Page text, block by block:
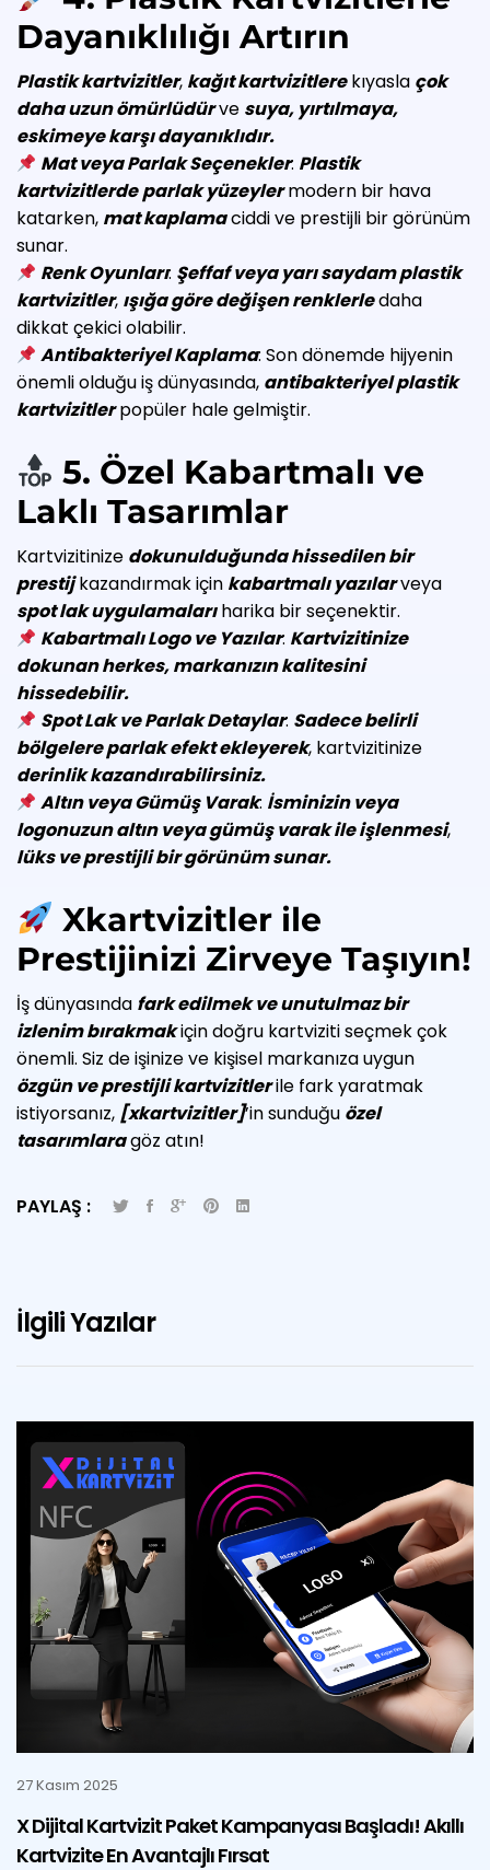
Dayanıklılığı Artırın
Plastik kartvizitler, kağıt kartvizitlerekıyasla çok
daha uzun ömürlüdürve suya, yırtılmaya,
eskimeye karşı dayanıklıdır.
Mat veya Parlak Seçenekler: Plastik
kartvizitlerdeparlak yüzeylermodern bir hava
katarken, mat kaplamaciddi ve prestijli bir görünüm
sunar.
Renk Oyunları: Şeffaf veya yarı saydam plastik
kartvizitler, ışığa göre değişen renklerledaha
dikkat çekici olabilir.
Antibakteriyel Kaplama: Son dönemde hijyenin
önemli olduğu iş dünyasında, antibakteriyel plastik
kartvizitlerpopüler hale gelmiştir.
5. Özel Kabartmalı ve
Laklı Tasarımlar
Kartvizitinize dokunulduğunda hissedilen bir
prestijkazandırmak için kabartmalı yazılarveya
spot lak uygulamalarıharika bir seçenektir.
Kabartmalı Logo ve Yazılar: Kartvizitinize
dokunan herkes, markanızın kalitesini
hissedebilir.
Spot Lak ve Parlak Detaylar: Sadece belirli
bölgelere parlak efekt ekleyerek, kartvizitinize
derinlik kazandırabilirsiniz.
Altın veya Gümüş Varak: İsminizin veya
logonuzun altın veya gümüş varak ile işlenmesi,
lüks ve prestijli bir görünüm sunar.
Xkartvizitler ile
Prestijinizi Zirveye Taşıyın!
İş dünyasında fark edilmek ve unutulmaz bir
izlenim bırakmakiçin doğru kartviziti seçmek çok
önemli. Siz de işinize ve kişisel markanıza uygun
özgün ve prestijli kartvizitlerile fark yaratmak
istiyorsanız, [xkartvizitler]’in sunduğu özel
tasarımlaragöz atın!
PAYLAŞ :
İlgili Yazılar
27 Kasım 2025
X Dijital Kartvizit Paket Kampanyası Başladı! Akıllı
Kartvizite En Avantajlı Fırsat